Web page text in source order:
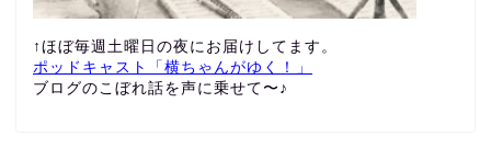
↑ほぼ毎週土曜日の夜にお届けしてます。
ポッドキャスト「横ちゃんがゆく！」
ブログのこぼれ話を声に乗せて〜♪